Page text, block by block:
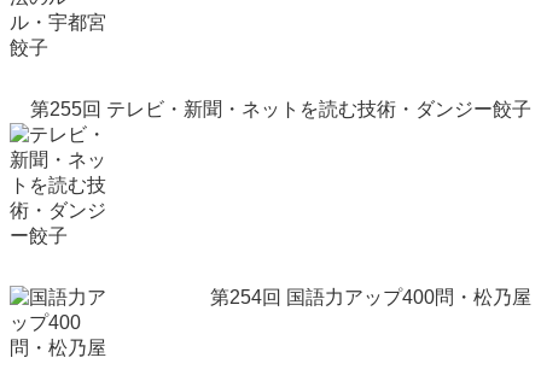
第255回 テレビ・新聞・ネットを読む技術・ダンジー餃子
第254回 国語力アップ400問・松乃屋